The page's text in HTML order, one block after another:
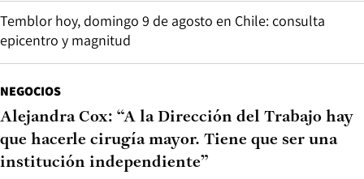
Temblor hoy, domingo 9 de agosto en Chile: consulta
epicentro y magnitud
NEGOCIOS
Alejandra Cox: “A la Dirección del Trabajo hay
que hacerle cirugía mayor. Tiene que ser una
institución independiente”